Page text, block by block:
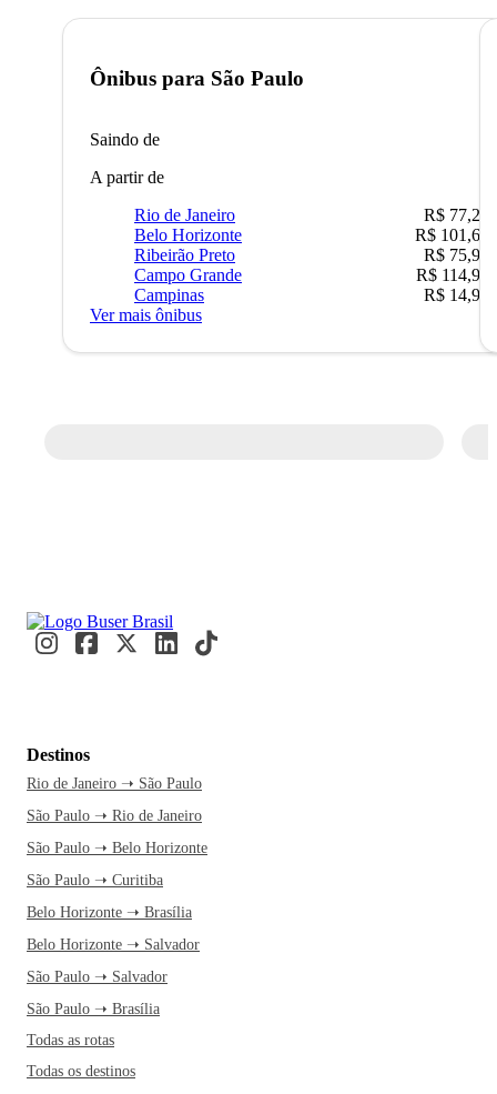
Ônibus para São Paulo
Saindo de
A partir de
Rio de Janeiro
R$ 77,22
Belo Horizonte
R$ 101,67
Ribeirão Preto
R$ 75,90
Campo Grande
R$ 114,90
Campinas
R$ 14,90
Ver mais ônibus
Destinos
Rio de Janeiro ➝ São Paulo
São Paulo ➝ Rio de Janeiro
São Paulo ➝ Belo Horizonte
São Paulo ➝ Curitiba
Belo Horizonte ➝ Brasília
Belo Horizonte ➝ Salvador
São Paulo ➝ Salvador
São Paulo ➝ Brasília
Todas as rotas
Todas os destinos